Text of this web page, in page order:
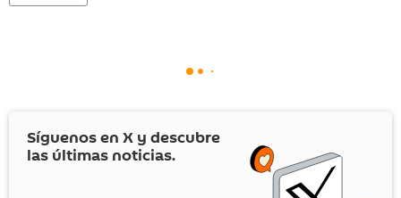
Síguenos en X y descubre
las últimas noticias.